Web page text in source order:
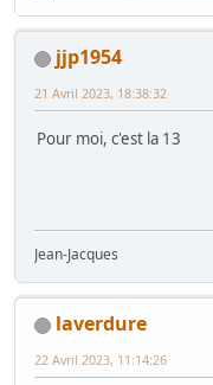
jjp1954
21 Avril 2023, 18:38:32
Pour moi, c'est la 13
Jean-Jacques
laverdure
22 Avril 2023, 11:14:26